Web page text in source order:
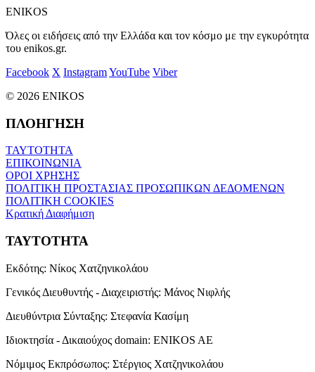
ENIKOS
Όλες οι ειδήσεις από την Ελλάδα και τον κόσμο με την εγκυρότητα
του enikos.gr.
Facebook X InstagramYouTube Viber
© 2026 ENIKOS
ΠΛΟΗΓΗΣΗ
ΤΑΥΤΟΤΗΤΑ
ΕΠΙΚΟΙΝΩΝΙΑ
ΟΡΟΙ ΧΡΗΣΗΣ
ΠΟΛΙΤΙΚΗ ΠΡΟΣΤΑΣΙΑΣ ΠΡΟΣΩΠΙΚΩΝ ΔΕΔΟΜΕΝΩΝ
ΠΟΛΙΤΙΚΗ COOKIES
Κρατική Διαφήμιση
ΤΑΥΤΟΤΗΤΑ
Εκδότης: Νίκος Χατζηνικολάου
Γενικός Διευθυντής - Διαχειριστής: Μάνος Νιφλής
Διευθύντρια Σύνταξης: Στεφανία Κασίμη
Ιδιοκτησία - Δικαιούχος domain: ENIKOS AE
Νόμιμος Εκπρόσωπος: Στέργιος Χατζηνικολάου